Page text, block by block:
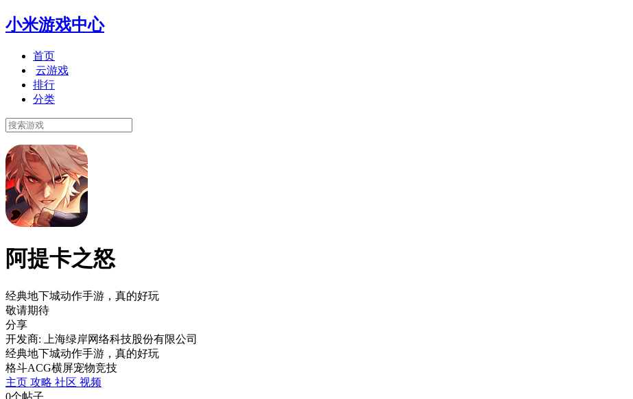
小米游戏中心
首页
云游戏
排行
分类
阿提卡之怒
经典地下城动作手游，真的好玩
敬请期待
分享
开发商: 上海绿岸网络科技股份有限公司
经典地下城动作手游，真的好玩
格斗ACG横屏宠物竞技
主页 攻略 社区 视频
0个帖子